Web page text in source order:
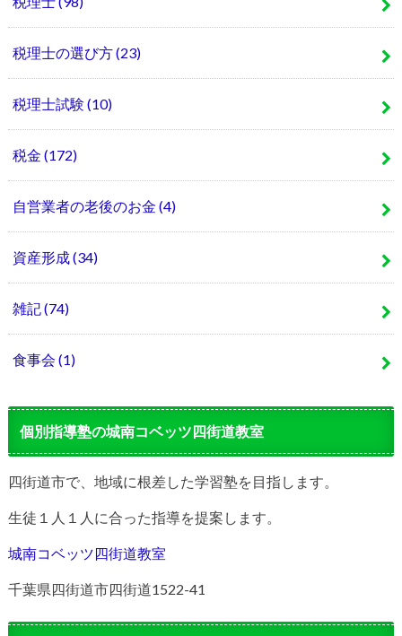
税理士の選び方(23)
税理士試験 (10)
税金 (172)
自営業者の老後のお金 (4)
資産形成(34)
雑記(74)
食事会 (1)
個別指導塾の城南コベッツ四街道教室
四街道市で、地域に根差した学習塾を目指します。
生徒１人１人に合った指導を提案します。
城南コベッツ四街道教室
千葉県四街道市四街道1522-41